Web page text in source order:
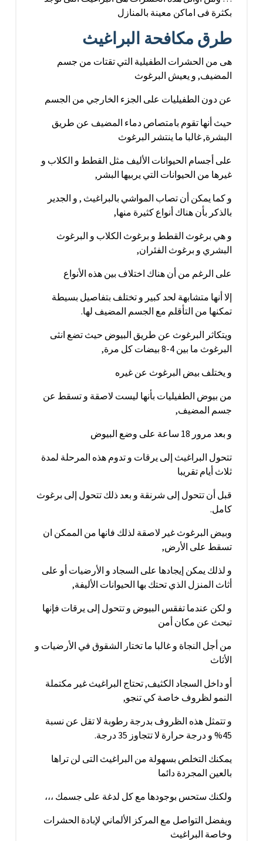
بكثرة فى اماكن معينة بالمنازل
طرق مكافحة البراغيث
هى من الحشرات الطفيلية التي تقتات من جسم
المضيف, و يعيش البرغوث
عن دون الطفيليات على الجزء الخارجي من الجسم
حيث أنها تقوم بامتصاص دماء المضيف عن طريق
البشرة, غالبا ما ينتشر البرغوث
على أجسام الحيوانات الأليف مثل القطط و الكلاب و
غيرها من الحيوانات التي يربيها البشر,
و كما يمكن أن تصاب المواشي بالبراغيث , و الجدير
بالذكر بأن هناك أنواع كثيرة منها,
و هي برغوث القطط و برغوث الكلاب و البرغوث
البشري و برغوث الفئران,
على الرغم من أن هناك اختلاف بين هذه الأنواع
إلا أنها متشابهة لحد كبير و تختلف بتفاصيل بسيطة
تمكنها من التأقلم مع الجسم المضيف لها.
ويتكاثر البرغوث عن طريق البيوض حيث تضع انثى
البرغوث ما بين 4-8 بيضات كل مرة,
و يختلف بيض البرغوث عن غيره
من بيوض الطفيليات بأنها ليست لاصقة و تسقط عن
جسم المضيف,
و بعد مرور 18 ساعة على وضع البيوض
تتحول البراغيث إلى يرقات و تدوم هذه المرحلة لمدة
ثلاث أيام تقريبا
قبل أن تتحول إلى شرنقة و بعد ذلك تتحول إلى برغوث
كامل.
وبيض البرغوث غير لاصقة لذلك فانها من الممكن ان
تسقط على الأرض,
و لذلك يمكن إيجادها على السجاد و الأرضيات أو على
أثاث المنزل الذي تحتك بها الحيوانات الأليفة,
و لكن عندما تفقس البيوض و تتحول إلى يرقات فإنها
تبحث عن مكان أمن
من أجل النجاة و غالبا ما تختار الشقوق في الأرضيات و
الأثاث
أو داخل السجاد الكثيف, تحتاج البراغيث غير مكتملة
النمو لظروف خاصة كي تنجو,
و تتمثل هذه الظروف بدرجة رطوبة لا تقل عن نسبة
45% و درجة حرارة لا تتجاوز 35 درجة.
يمكنك التخلص بسهولة من البراغيث التى لن تراها
بالعين المجردة دائما
ولكنك ستحس بوجودها مع كل لدغة على جسمك ،،،
ويفضل التواصل مع المركز الألماني لإبادة الحشرات
وخاصة البراغيث